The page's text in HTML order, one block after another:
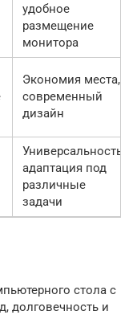
удобное
размещение
монитора
Экономия места,
современный
дизайн
Универсальность,
адаптация под
различные
задачи
стола с
долговечность и